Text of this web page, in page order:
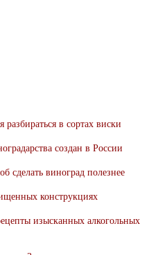
в сортах виски
создан в России
сделать виноград полезнее
конструкциях
изысканных алкогольных